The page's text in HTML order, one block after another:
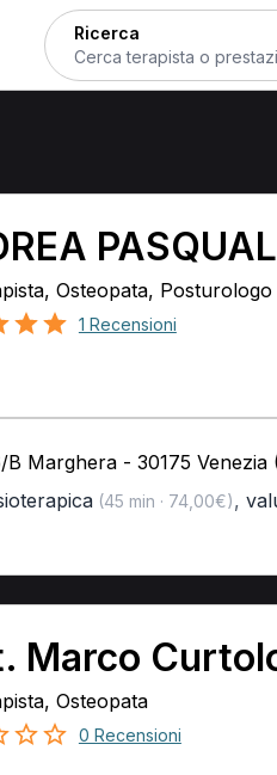
Ricerca
Osteopata, Posturologo
1 Recensioni
B Marghera - 30175 Venezia
(45 min · 74,00€),
Marco
Osteopata
0 Recensioni